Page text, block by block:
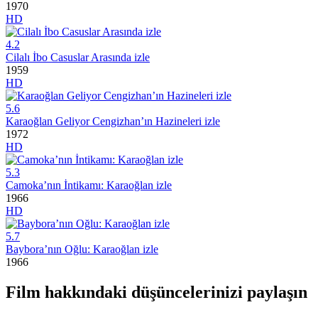
1970
HD
4.2
Cilalı İbo Casuslar Arasında izle
1959
HD
5.6
Karaoğlan Geliyor Cengizhan’ın Hazineleri izle
1972
HD
5.3
Camoka’nın İntikamı: Karaoğlan izle
1966
HD
5.7
Baybora’nın Oğlu: Karaoğlan izle
1966
Film hakkındaki düşüncelerinizi paylaşın